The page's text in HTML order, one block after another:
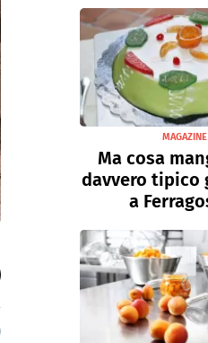
MAGAZINE
Ma cosa
davvero tipico
a